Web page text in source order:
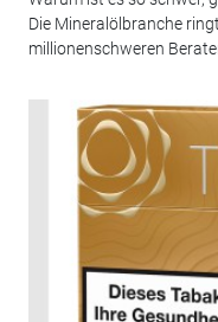
Die Mineralölbranche
millionenschweren